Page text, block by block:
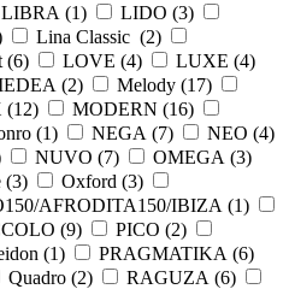
LIBRA (1) LIDO (3)
Lina Classic (2)
(6) LOVE (4) LUXE (4)
(2) Melody (17)
(12) MODERN (16)
(1) NEGA (7) NEO (4)
NUVO (7) OMEGA (3)
(3) Oxford (3)
AFRODITA150/IBIZA (1)
(9) PICO (2)
(1) PRAGMATIKA (6)
Quadro (2) RAGUZA (6)